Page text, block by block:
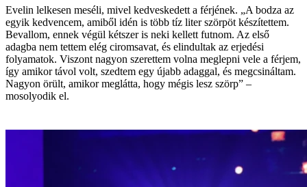
Evelin lelkesen meséli, mivel kedveskedett a férjének. „A bodza az
egyik kedvencem, amiből idén is több tíz liter szörpöt készítettem.
Bevallom, ennek végül kétszer is neki kellett futnom. Az első
adagba nem tettem elég ciromsavat, és elindultak az erjedési
folyamatok. Viszont nagyon szerettem volna meglepni vele a férjem,
így amikor távol volt, szedtem egy újabb adaggal, és megcsináltam.
Nagyon örült, amikor meglátta, hogy mégis lesz szörp” –
mosolyodik el.